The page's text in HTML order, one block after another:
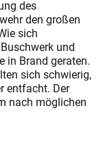
des
den großen
sich
und
in Brand geraten.
sich schwierig,
entfacht. Der
nach möglichen